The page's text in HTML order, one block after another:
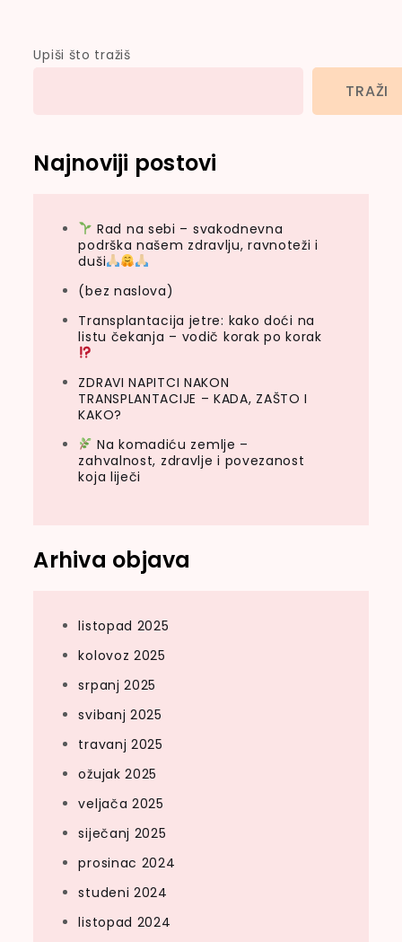
Upiši što tražiš
TRAŽI
Najnoviji postovi
Rad na sebi – svakodnevna
podrška našem zdravlju, ravnoteži i
duši
(bez naslova)
Transplantacija jetre: kako doći na
listu čekanja – vodič korak po korak
ZDRAVI NAPITCI NAKON
TRANSPLANTACIJE – KADA, ZAŠTO I
KAKO?
Na komadiću zemlje –
zahvalnost, zdravlje i povezanost
koja liječi
Arhiva objava
listopad 2025
kolovoz 2025
srpanj 2025
svibanj 2025
travanj 2025
ožujak 2025
veljača 2025
siječanj 2025
prosinac 2024
studeni 2024
listopad 2024